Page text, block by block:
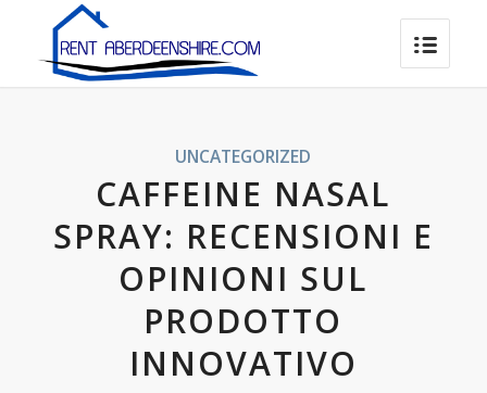
UNCATEGORIZED
CAFFEINE NASAL
SPRAY: RECENSIONI E
OPINIONI SUL
PRODOTTO
INNOVATIVO